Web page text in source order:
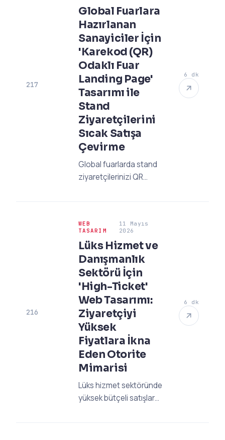
stratejilerini keşfedin.
217
Global Fuarlara
Hazırlanan
Sanayiciler İçin
'Karekod (QR)
Odaklı Fuar
Landing Page'
Tasarımı ile
Stand
Ziyaretçilerini
Sıcak Satışa
Çevirme
Global fuarlarda stand
ziyaretçilerinizi QR
2026 B2B sanayi
pazarlama stratejilerini
şimdi keşfedin.
6 dk
216
WEB
TASARIM
11 Mayıs
2026
Lüks Hizmet ve
Danışmanlık
Sektörü İçin
'High-Ticket'
Web Tasarımı:
Ziyaretçiyi
Yüksek
Fiyatlara İkna
Eden Otorite
Mimarisi
Lüks hizmet sektöründe
yüksek bütçeli satışlar
6 dk